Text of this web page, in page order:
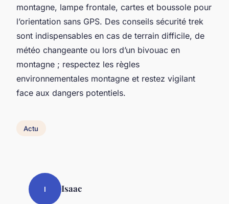
montagne, lampe frontale, cartes et boussole pour
l’orientation sans GPS. Des conseils sécurité trek
sont indispensables en cas de terrain difficile, de
météo changeante ou lors d’un bivouac en
montagne ; respectez les règles
environnementales montagne et restez vigilant
face aux dangers potentiels.
Actu
I Isaac